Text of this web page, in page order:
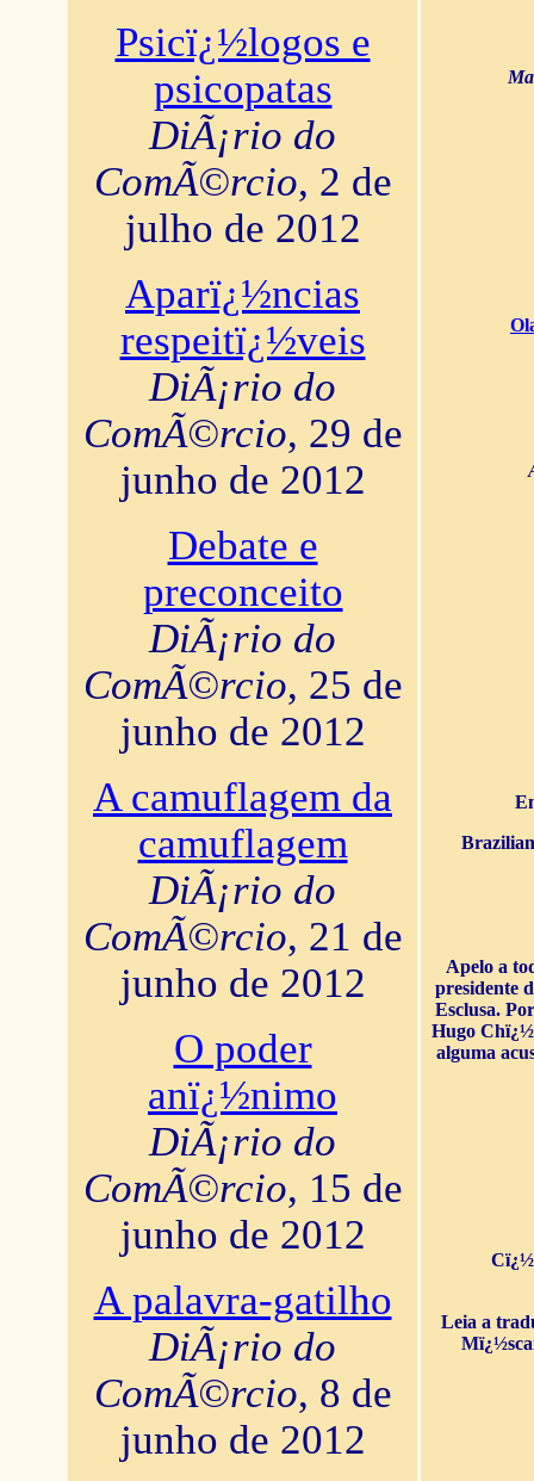
Psicï¿½logos e
psicopatas
DiÃ¡rio do
ComÃ©rcio, 2 de
julho de 2012
Aparï¿½ncias
respeitï¿½veis
DiÃ¡rio do
ComÃ©rcio, 29 de
junho de 2012
Debate e
preconceito
DiÃ¡rio do
ComÃ©rcio, 25 de
junho de 2012
A camuflagem da
camuflagem
DiÃ¡rio do
ComÃ©rcio, 21 de
junho de 2012
O poder
anï¿½nimo
DiÃ¡rio do
ComÃ©rcio, 15 de
junho de 2012
A palavra-gatilho
DiÃ¡rio do
ComÃ©rcio, 8 de
junho de 2012
Apelo a
presidente
Esclusa.
Hugo
alguma
Leia a